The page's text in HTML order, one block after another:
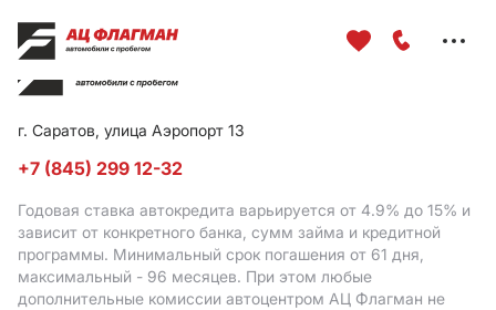
г. Саратов, улица Аэропорт 13
+7 (845) 299 12-32
Годовая ставка автокредита варьируется от 4.9% до 15% и
зависит от конкретного банка, сумм займа и кредитной
программы. Минимальный срок погашения от 61 дня,
максимальный - 96 месяцев. При этом любые
дополнительные комиссии автоцентром АЦ Флагман не